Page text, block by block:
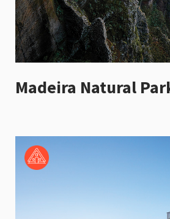
Madeira Natural